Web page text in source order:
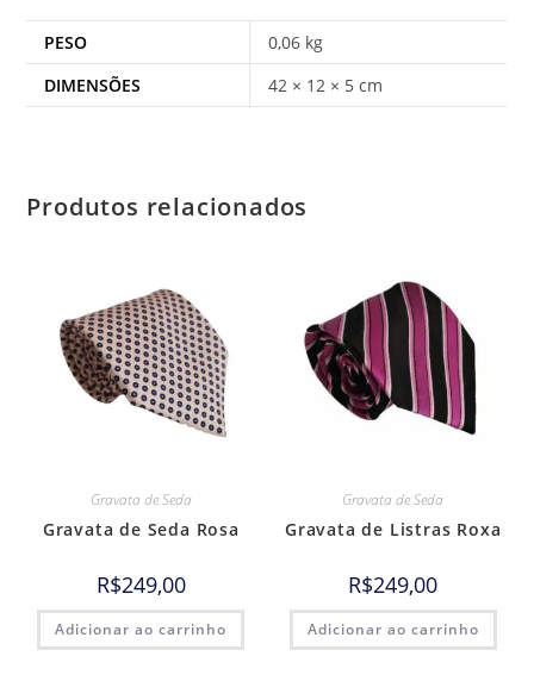
PESO
0,06 kg
DIMENSÕES
42 × 12 × 5 cm
Produtos relacionados
Gravata de Seda
Gravata de Seda Rosa
R$249,00
Adicionar ao carrinho
Gravata de Seda
Gravata de Listras Roxa
R$249,00
Adicionar ao carrinho